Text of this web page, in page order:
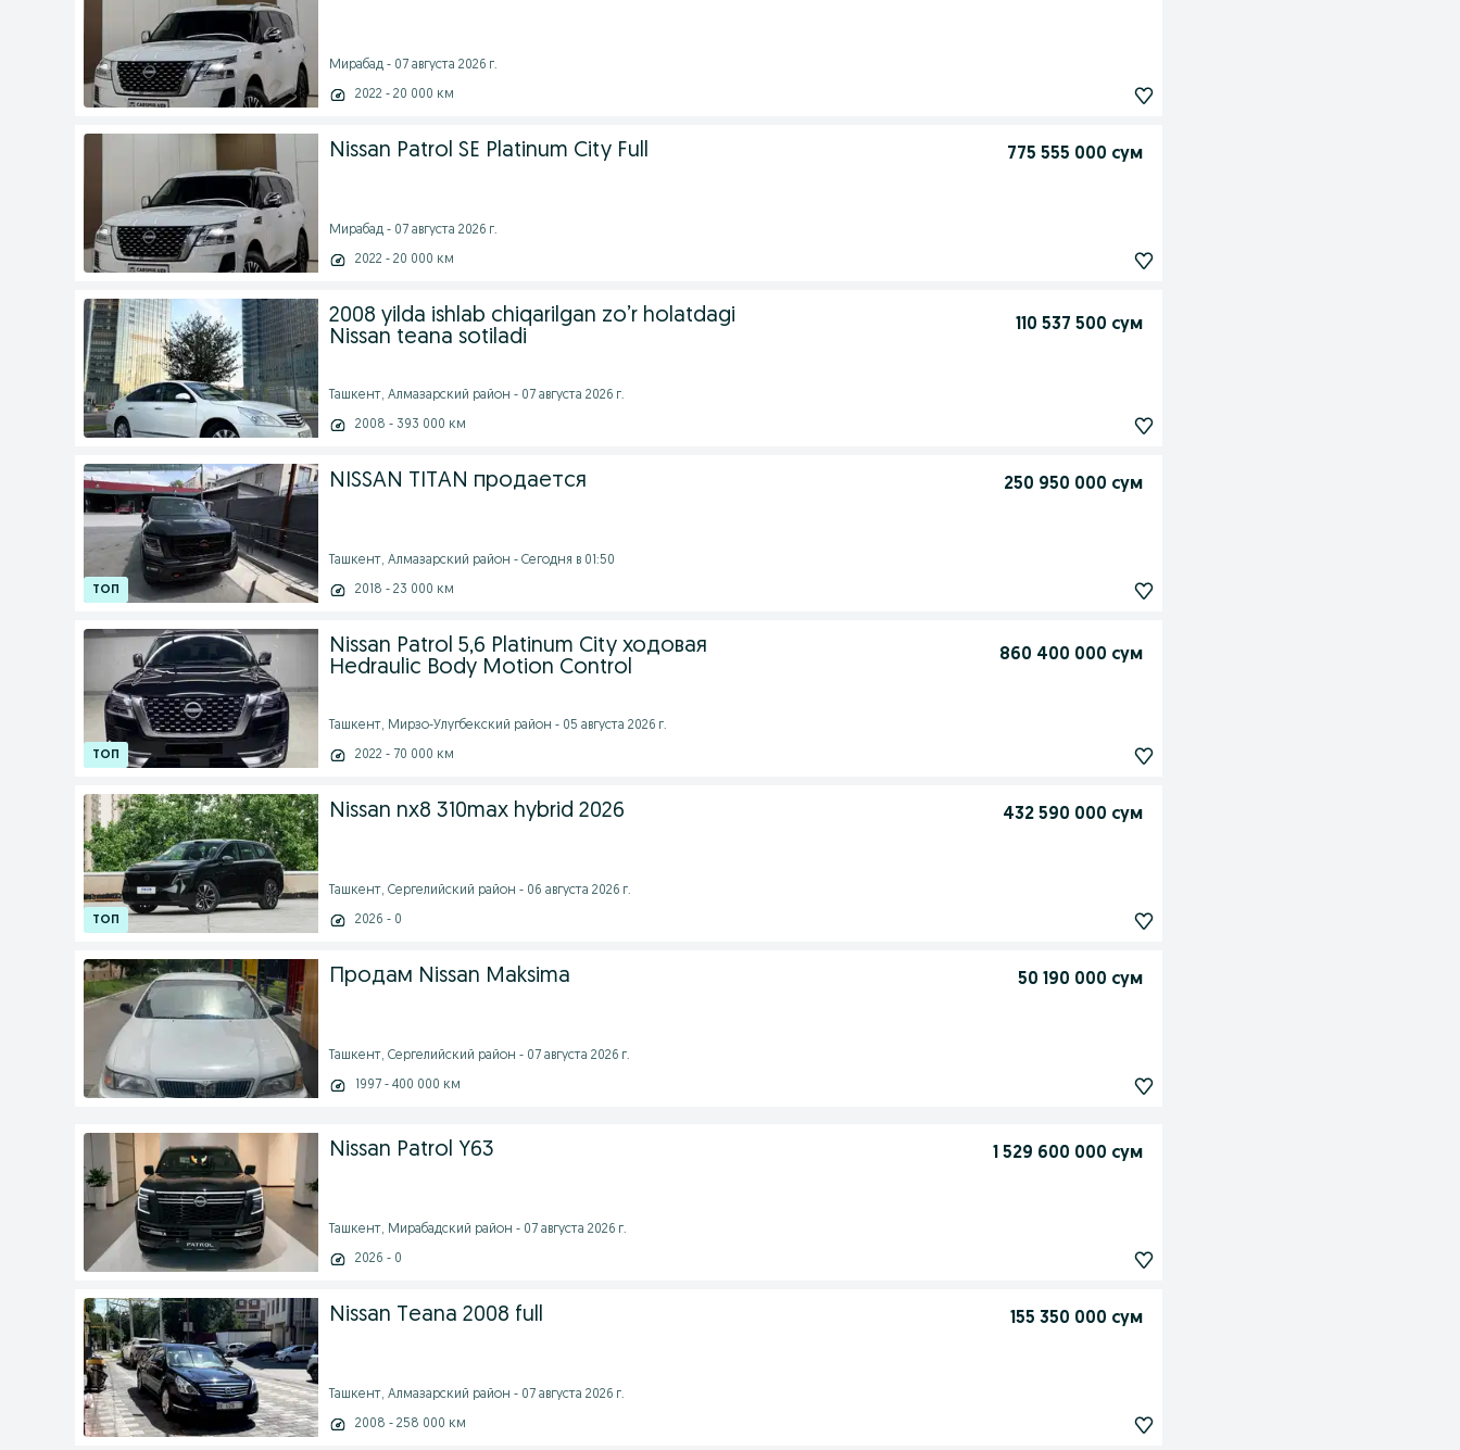
Мирабад - 07 августа 2026 г.
2022 - 20 000 км
Nissan Patrol SE Platinum City Full 775 555 000 сум
Мирабад - 07 августа 2026 г.
2022 - 20 000 км
2008 yilda ishlab chiqarilgan zo’r holatdagi
Nissan teana sotiladi
110 537 500 сум
Ташкент, Алмазарский район - 07 августа 2026 г.
2008 - 393 000 км
NISSAN TITAN продается 250 950 000 сум
Ташкент, Алмазарский район - Сегодня в 01:50
2018 - 23 000 км
Nissan Patrol 5,6 Platinum City ходовая
Hedraulic Body Motion Control
860 400 000 сум
Ташкент, Мирзо-Улугбекский район - 05 августа 2026 г.
2022 - 70 000 км
Nissan nx8 310max hybrid 2026 432 590 000 сум
Ташкент, Сергелийский район - 06 августа 2026 г.
2026 - 0
Продам Nissan Maksima 50 190 000 сум
Ташкент, Сергелийский район - 07 августа 2026 г.
1997 - 400 000 км
Nissan Patrol Y63 1 529 600 000 сум
Ташкент, Мирабадский район - 07 августа 2026 г.
2026 - 0
Nissan Teana 2008 full 155 350 000 сум
Ташкент, Алмазарский район - 07 августа 2026 г.
2008 - 258 000 км